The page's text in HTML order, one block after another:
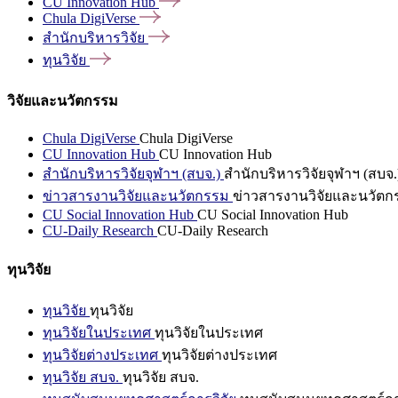
Chula DigiVerse
สำนักบริหารวิจัย
ทุนวิจัย
วิจัยและนวัตกรรม
Chula DigiVerse Chula DigiVerse
CU Innovation Hub CU Innovation Hub
สำนักบริหารวิจัยจุฬาฯ (สบจ.) สำนักบริหารวิจัยจุฬาฯ (สบจ
ข่าวสารงานวิจัยและนวัตกรรม ข่าวสารงานวิจัยและนวัตก
CU Social Innovation Hub CU Social Innovation Hub
CU-Daily Research CU-Daily Research
ทุนวิจัย
ทุนวิจัย ทุนวิจัย
ทุนวิจัยในประเทศ ทุนวิจัยในประเทศ
ทุนวิจัยต่างประเทศ ทุนวิจัยต่างประเทศ
ทุนวิจัย สบจ. ทุนวิจัย สบจ.